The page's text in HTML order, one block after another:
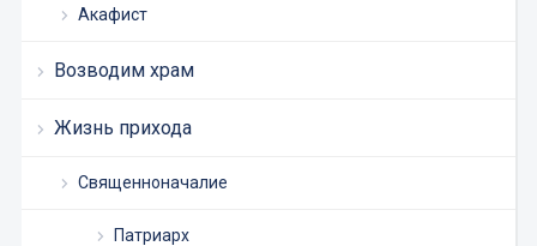
Акафист
Возводим храм
Жизнь прихода
Священноначалие
Патриарх